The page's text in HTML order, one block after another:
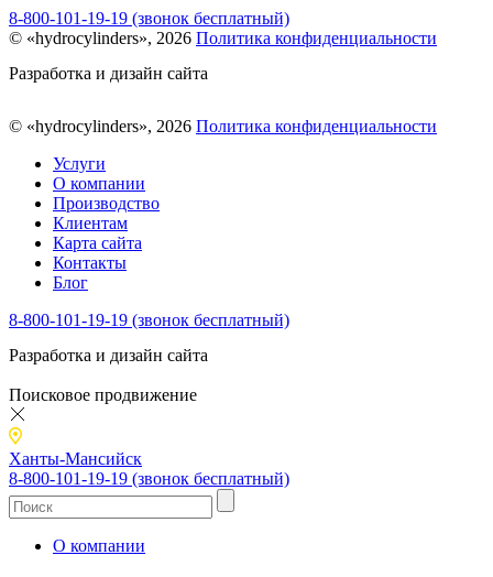
8-800-101-19-19 (звонок бесплатный)
© «hydrocylinders», 2026 Политика конфиденциальности
Разработка и дизайн сайта
© «hydrocylinders», 2026 Политика конфиденциальности
Услуги
О компании
Производство
Клиентам
Карта сайта
Контакты
Блог
8-800-101-19-19 (звонок бесплатный)
Разработка и дизайн сайта
Поисковое продвижение
Ханты-Мансийск
8-800-101-19-19 (звонок бесплатный)
О компании